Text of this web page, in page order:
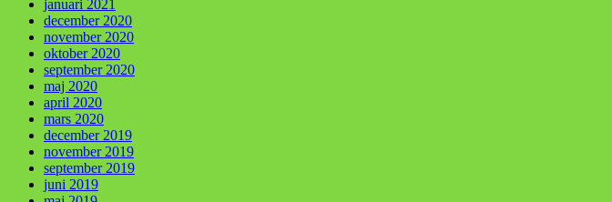
januari 2021
december 2020
november 2020
oktober 2020
september 2020
maj 2020
april 2020
mars 2020
december 2019
november 2019
september 2019
juni 2019